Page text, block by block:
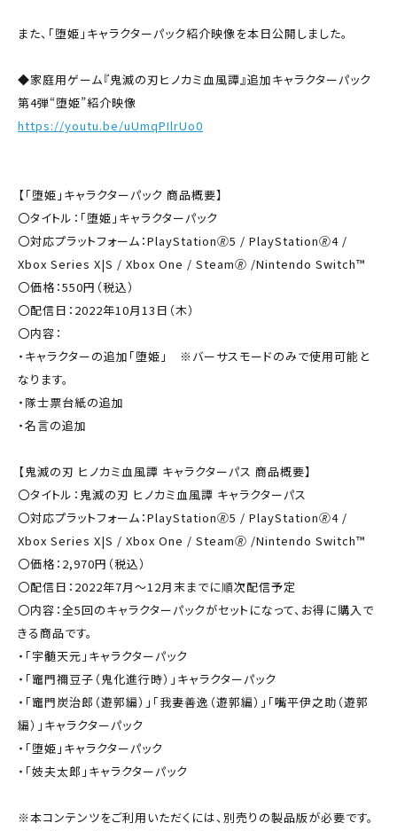
また、「堕姫」キャラクターパック紹介映像を本日公開しました。
◆家庭用ゲーム『鬼滅の刃ヒノカミ血風譚』追加キャラクターパック
第4弾“堕姫”紹介映像
https://youtu.be/uUmqPIlrUo0
【「堕姫」キャラクターパック 商品概要】
〇タイトル：「堕姫」キャラクターパック
〇対応プラットフォーム：PlayStation🄬5 / PlayStation🄬4 /
Xbox Series X|S / Xbox One / Steam🄬 /Nintendo Switch™
〇価格：550円（税込）
〇配信日：2022年10月13日（木）
〇内容：
・キャラクターの追加「堕姫」 ※バーサスモードのみで使用可能と
なります。
・隊士票台紙の追加
・名言の追加
【鬼滅の刃 ヒノカミ血風譚 キャラクターパス 商品概要】
〇タイトル：鬼滅の刃 ヒノカミ血風譚 キャラクターパス
〇対応プラットフォーム：PlayStation🄬5 / PlayStation🄬4 /
Xbox Series X|S / Xbox One / Steam🄬 /Nintendo Switch™
〇価格：2,970円（税込）
〇配信日：2022年7月～12月末までに順次配信予定
〇内容：全5回のキャラクターパックがセットになって、お得に購入で
きる商品です。
・「宇髄天元」キャラクターパック
・「竈門禰󠄀豆子（鬼化進行時）」キャラクターパック
・「竈門炭治郎（遊郭編）」「我妻善逸（遊郭編）」「嘴平伊之助（遊郭
編）」キャラクターパック
・「堕姫」キャラクターパック
・「妓夫太郎」キャラクターパック
※本コンテンツをご利用いただくには、別売りの製品版が必要です。